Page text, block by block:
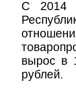
С 2014
вырос в
рублей.